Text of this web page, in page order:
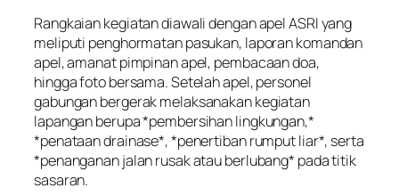
Rangkaian kegiatan diawali dengan apel ASRI yang
meliputi penghormatan pasukan, laporan komandan
apel, amanat pimpinan apel, pembacaan doa,
hingga foto bersama. Setelah apel, personel
gabungan bergerak melaksanakan kegiatan
lapangan berupa *pembersihan lingkungan,*
*penataan drainase*, *penertiban rumput liar*, serta
*penanganan jalan rusak atau berlubang* pada titik
sasaran.